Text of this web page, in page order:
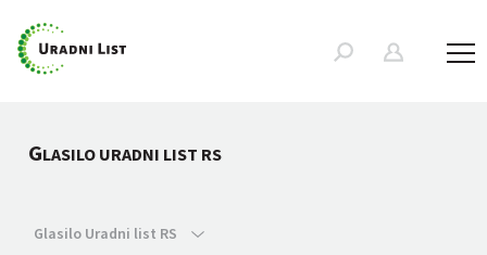
GLASILO URADNI LIST RS
Glasilo Uradni list RS